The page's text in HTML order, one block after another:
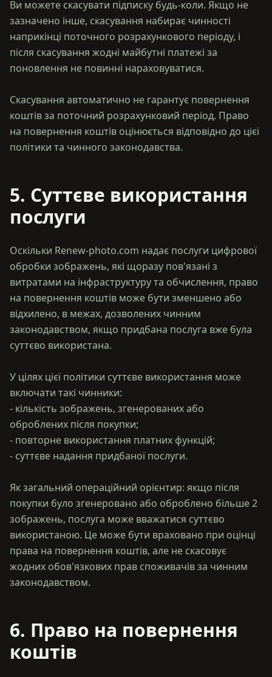
Ви можете скасувати підписку будь-коли. Якщо не
зазначено інше, скасування набирає чинності
наприкінці поточного розрахункового періоду, і
після скасування жодні майбутні платежі за
поновлення не повинні нараховуватися.
Скасування автоматично не гарантує повернення
коштів за поточний розрахунковий період. Право
на повернення коштів оцінюється відповідно до цієї
5. Суттєве використання
послуги
Оскільки Renew-photo.com надає послуги цифрової
обробки зображень, які щоразу пов'язані з
витратами на інфраструктуру та обчислення, право
на повернення коштів може бути зменшено або
відхилено, в межах, дозволених чинним
законодавством, якщо придбана послуга вже була
суттєво використана.
У цілях цієї політики суттєве використання може
включати такі чинники:
- кількість зображень, згенерованих або
оброблених після покупки;
- повторне використання платних функцій;
- суттєве надання придбаної послуги.
Як загальний операційний орієнтир: якщо після
покупки було згенеровано або оброблено більше 2
зображень, послуга може вважатися суттєво
використаною. Це може бути враховано при оцінці
права на повернення коштів, але не скасовує
жодних обов'язкових прав споживачів за чинним
6. Право на повернення
коштів